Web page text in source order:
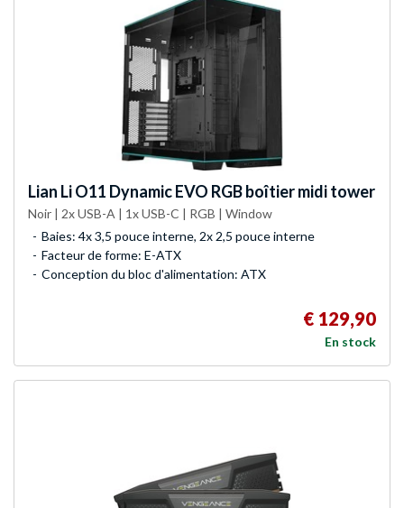
Lian LiO11 Dynamic EVO RGB boîtier midi tower
Noir | 2x USB-A | 1x USB-C | RGB | Window
Baies: 4x 3,5 pouce interne, 2x 2,5 pouce interne
Facteur de forme: E-ATX
Conception du bloc d'alimentation: ATX
€ 129,90
En stock